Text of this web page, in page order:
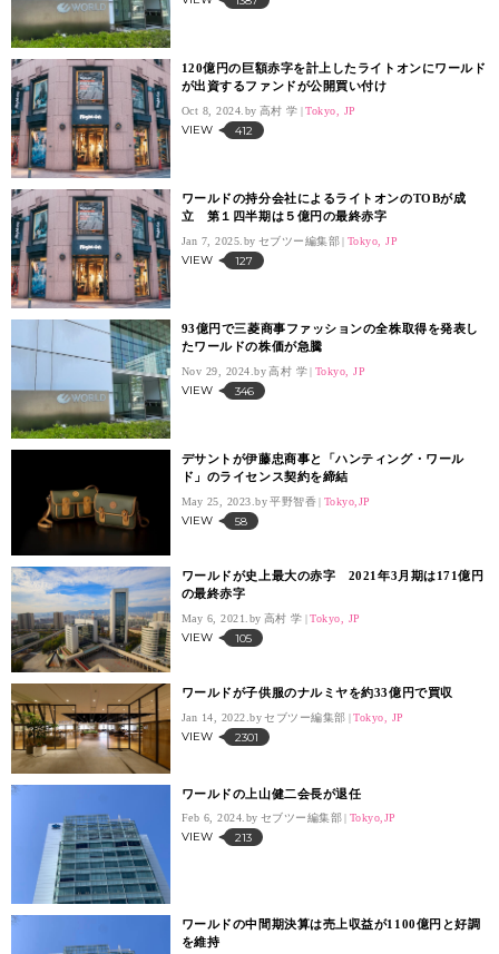
120億円の巨額赤字を計上したライトオンにワールド
が出資するファンドが公開買い付け
Oct 8, 2024. 高村 学 Tokyo, JP
VIEW 412
ワールドの持分会社によるライトオンのTOBが成
立 第１四半期は５億円の最終赤字
Jan 7, 2025. セブツー編集部 Tokyo, JP
VIEW 127
93億円で三菱商事ファッションの全株取得を発表し
たワールドの株価が急騰
Nov 29, 2024. 高村 学 Tokyo, JP
VIEW 346
デサントが伊藤忠商事と「ハンティング・ワール
ド」のライセンス契約を締結
May 25, 2023. 平野智香 Tokyo,JP
VIEW 58
ワールドが史上最大の赤字 2021年3月期は171億円
の最終赤字
May 6, 2021. 高村 学 Tokyo, JP
VIEW 105
ワールドが子供服のナルミヤを約33億円で買収
Jan 14, 2022. セブツー編集部 Tokyo, JP
VIEW 2301
ワールドの上山健二会長が退任
Feb 6, 2024. セブツー編集部 Tokyo,JP
VIEW 213
ワールドの中間期決算は売上収益が1100億円と好調
を維持